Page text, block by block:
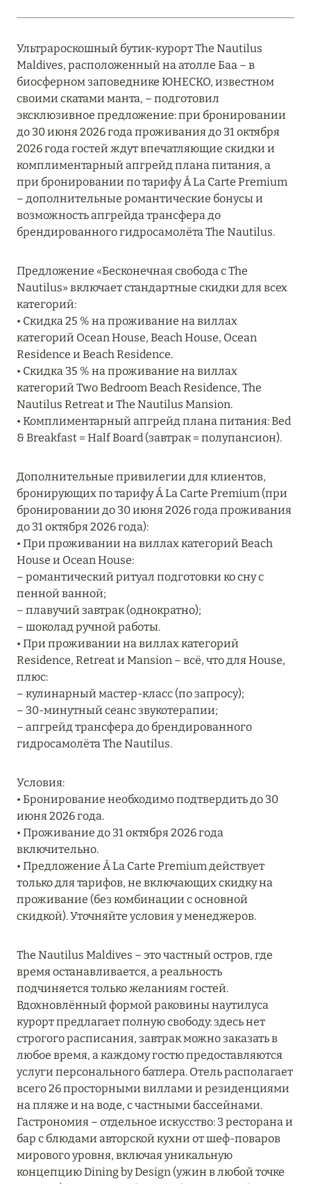
ASTORIA MALDIVES ITHAAFUSHI, МАЛЬДИВЫ
Подробнее
12 ноября 2025
MANDARIN ORIENTAL JUMEIRA — SUITE
NOVEMBER
Подробнее
13 мая 2025
DUBAI AT JUMEIRAH BEACH ПО ЛУЧШИМ
ЦЕНАМ
Подробнее
04 апреля 2025
ATLANTIS THE PALM: НОВЫЙ ПАКЕТ
НАПИТКОВ ДЛЯ HB И FB
Подробнее
13 февраля 2025
MANDARIN ORIENTAL JUMEIRA, DUBAI:
СКИДКИ ДО 30 % ОТ СУММЫ КОНТРАКТА НА
РАЗМЕЩЕНИЕ ВЕСНОЙ
Подробнее
11 декабря 2024
RIXOS PREMIUM SAADIYAT ISLAND ABU DHABI:
КОНЦЕПЦИЯ «ВСЁ ВКЛЮЧЕНО – ВСЁ
ЭКСКЛЮЗИВНО»
Подробнее
27 сентября 2024
Подробнее
27 сентября 2024
HÔTEL BARRIÈRE LES NEIGES
Подробнее
HÔTEL BARRIÈRE LES NEIGES
Подробнее
27 сентября 2024
RIXOS PREMIUM SAADIYAT ISLAND ABU DHABI:
КОНЦЕПЦИЯ «ВСЁ ВКЛЮЧЕНО – ВСЁ
ЭКСКЛЮЗИВНО»
Подробнее
20 августа 2024
Ультрароскошный бутик-курорт The Nautilus
Maldives, расположенный на атолле Баа – в
биосферном заповеднике ЮНЕСКО, известном
своими скатами манта, – подготовил
эксклюзивное предложение: при бронировании
до 30 июня 2026 года проживания до 31 октября
2026 года гостей ждут впечатляющие скидки и
комплиментарный апгрейд плана питания, а
при бронировании по тарифу Á La Carte Premium
– дополнительные романтические бонусы и
возможность апгрейда трансфера до
брендированного гидросамолёта The Nautilus.
Предложение «Бесконечная свобода с The
Nautilus» включает стандартные скидки для всех
категорий:
• Скидка 25 % на проживание на виллах
категорий Ocean House, Beach House, Ocean
Residence и Beach Residence.
• Скидка 35 % на проживание на виллах
категорий Two Bedroom Beach Residence, The
Nautilus Retreat и The Nautilus Mansion.
• Комплиментарный апгрейд плана питания: Bed
& Breakfast = Half Board (завтрак = полупансион).
Дополнительные привилегии для клиентов,
бронирующих по тарифу Á La Carte Premium (при
бронировании до 30 июня 2026 года проживания
до 31 октября 2026 года):
• При проживании на виллах категорий Beach
House и Ocean House:
– романтический ритуал подготовки ко сну с
пенной ванной;
– плавучий завтрак (однократно);
– шоколад ручной работы.
• При проживании на виллах категорий
Residence, Retreat и Mansion – всё, что для House,
плюс:
– кулинарный мастер-класс (по запросу);
– 30-минутный сеанс звукотерапии;
– апгрейд трансфера до брендированного
гидросамолёта The Nautilus.
Условия:
• Бронирование необходимо подтвердить до 30
июня 2026 года.
• Проживание до 31 октября 2026 года
включительно.
• Предложение Á La Carte Premium действует
только для тарифов, не включающих скидку на
проживание (без комбинации с основной
скидкой). Уточняйте условия у менеджеров.
The Nautilus Maldives – это частный остров, где
время останавливается, а реальность
подчиняется только желаниям гостей.
Вдохновлённый формой раковины наутилуса
курорт предлагает полную свободу: здесь нет
строгого расписания, завтрак можно заказать в
любое время, а каждому гостю предоставляются
услуги персонального батлера. Отель располагает
всего 26 просторными виллами и резиденциями
на пляже и на воде, с частными бассейнами.
Гастрономия – отдельное искусство: 3 ресторана и
бар с блюдами авторской кухни от шеф-поваров
мирового уровня, включая уникальную
концепцию Dining by Design (ужин в любой точке